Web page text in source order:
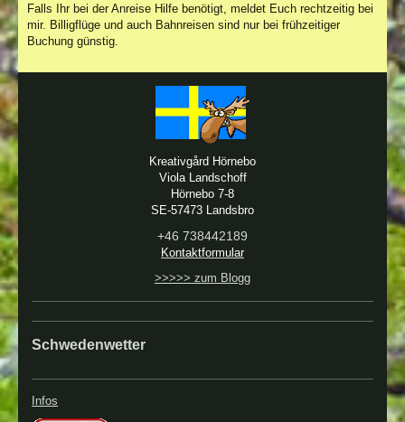
Falls Ihr bei der Anreise Hilfe benötigt, meldet Euch rechtzeitig bei
mir. Billigflüge und auch Bahnreisen sind nur bei frühzeitiger
Buchung günstig.
Kreativgård Hörnebo
Viola Landschoff
Hörnebo 7-8
SE-57473 Landsbro
+46 738442189
Kontaktformular
>>>>> zum Blogg
Schwedenwetter
Infos